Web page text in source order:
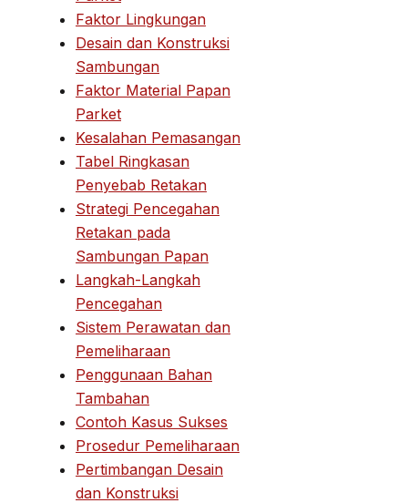
Faktor Lingkungan
Desain dan Konstruksi
Sambungan
Faktor Material Papan
Parket
Kesalahan Pemasangan
Tabel Ringkasan
Penyebab Retakan
Strategi Pencegahan
Retakan pada
Sambungan Papan
Langkah-Langkah
Pencegahan
Sistem Perawatan dan
Pemeliharaan
Penggunaan Bahan
Tambahan
Contoh Kasus Sukses
Prosedur Pemeliharaan
Pertimbangan Desain
dan Konstruksi